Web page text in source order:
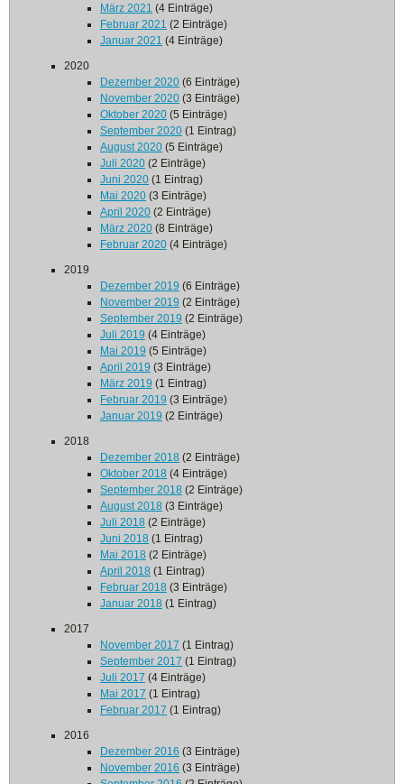
März 2021 (4 Einträge)
Februar 2021 (2 Einträge)
Januar 2021 (4 Einträge)
2020
Dezember 2020 (6 Einträge)
November 2020 (3 Einträge)
Oktober 2020 (5 Einträge)
September 2020 (1 Eintrag)
August 2020 (5 Einträge)
Juli 2020 (2 Einträge)
Juni 2020 (1 Eintrag)
Mai 2020 (3 Einträge)
April 2020 (2 Einträge)
März 2020 (8 Einträge)
Februar 2020 (4 Einträge)
2019
Dezember 2019 (6 Einträge)
November 2019 (2 Einträge)
September 2019 (2 Einträge)
Juli 2019 (4 Einträge)
Mai 2019 (5 Einträge)
April 2019 (3 Einträge)
März 2019 (1 Eintrag)
Februar 2019 (3 Einträge)
Januar 2019 (2 Einträge)
2018
Dezember 2018 (2 Einträge)
Oktober 2018 (4 Einträge)
September 2018 (2 Einträge)
August 2018 (3 Einträge)
Juli 2018 (2 Einträge)
Juni 2018 (1 Eintrag)
Mai 2018 (2 Einträge)
April 2018 (1 Eintrag)
Februar 2018 (3 Einträge)
Januar 2018 (1 Eintrag)
2017
November 2017 (1 Eintrag)
September 2017 (1 Eintrag)
Juli 2017 (4 Einträge)
Mai 2017 (1 Eintrag)
Februar 2017 (1 Eintrag)
2016
Dezember 2016 (3 Einträge)
November 2016 (3 Einträge)